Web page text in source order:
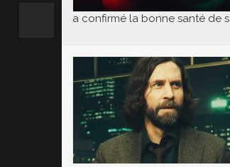
a confirmé la bonne santé de s